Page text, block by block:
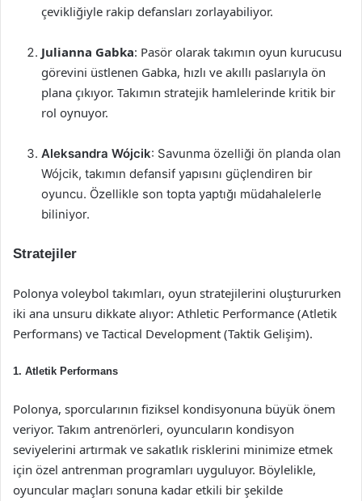
çevikliğiyle rakip defansları zorlayabiliyor.
Julianna Gabka: Pasör olarak takımın oyun kurucusu
görevini üstlenen Gabka, hızlı ve akıllı paslarıyla ön
plana çıkıyor. Takımın stratejik hamlelerinde kritik bir
rol oynuyor.
Aleksandra Wójcik: Savunma özelliği ön planda olan
Wójcik, takımın defansif yapısını güçlendiren bir
oyuncu. Özellikle son topta yaptığı müdahalelerle
biliniyor.
Stratejiler
Polonya voleybol takımları, oyun stratejilerini oluştururken
iki ana unsuru dikkate alıyor: Athletic Performance (Atletik
Performans) ve Tactical Development (Taktik Gelişim).
1. Atletik Performans
Polonya, sporcularının fiziksel kondisyonuna büyük önem
veriyor. Takım antrenörleri, oyuncuların kondisyon
seviyelerini artırmak ve sakatlık risklerini minimize etmek
için özel antrenman programları uyguluyor. Böylelikle,
oyuncular maçları sonuna kadar etkili bir şekilde